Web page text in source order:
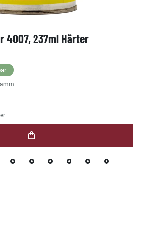
4007, 237ml Härter